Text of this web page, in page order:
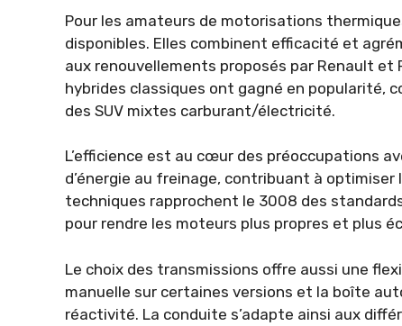
Pour les amateurs de motorisations
disponibles. Elles combinent efficacité et
aux renouvellements proposés par Renault
hybrides classiques ont gagné en popularité,
des SUV mixtes carburant/électricité.
L’efficience est au cœur des préoccupations
d’énergie au freinage, contribuant à
techniques rapprochent le 3008 des
pour rendre les moteurs plus propres et plus
Le choix des transmissions offre aussi une
manuelle sur certaines versions et la boîte
réactivité. La conduite s’adapte ainsi aux